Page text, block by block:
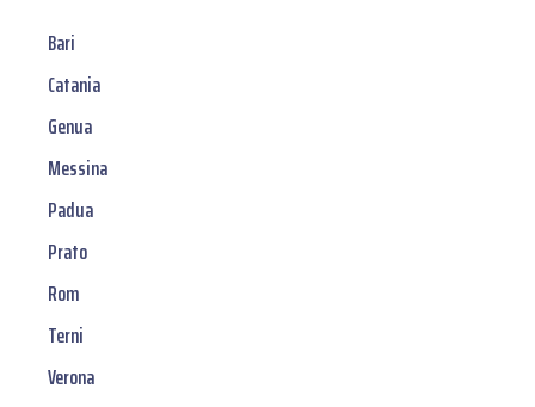
Bari
Catania
Genua
Messina
Padua
Prato
Rom
Terni
Verona